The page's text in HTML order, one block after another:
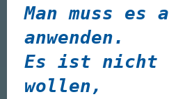
Man muss es
anwenden.
Es ist nicht
wollen,